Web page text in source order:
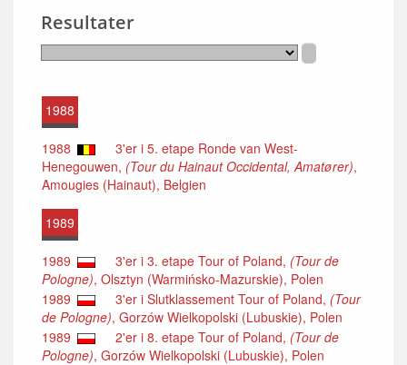
Resultater
1988
1988
3'er i 5. etape Ronde van West-
Henegouwen, (Tour du Hainaut Occidental, Amatører),
Amougies (Hainaut), Belgien
1989
1989 3'er i 3. etape Tour of Poland, (Tour de
Pologne), Olsztyn (Warmińsko-Mazurskie), Polen
1989
3'er i Slutklassement Tour of Poland, (Tour
de Pologne), Gorzów Wielkopolski (Lubuskie), Polen
1989
2'er i 8. etape Tour of Poland, (Tour de
Pologne), Gorzów Wielkopolski (Lubuskie), Polen